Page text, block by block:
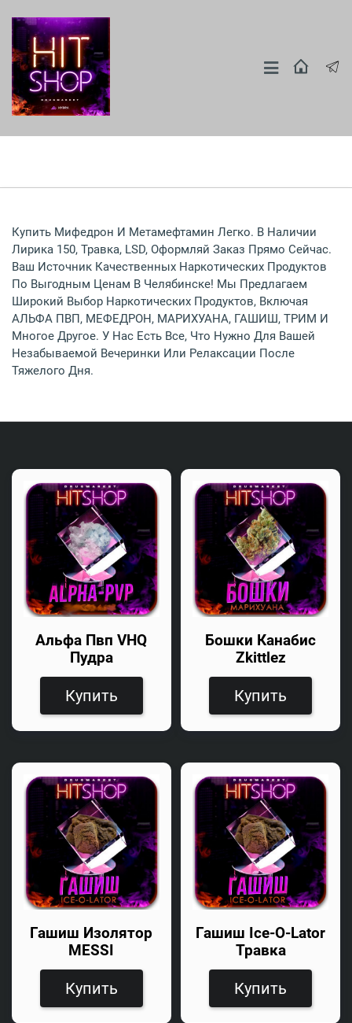
Купить Мифедрон И Метамефтамин Легко. В Наличии
Лирика 150, Травка, LSD, Оформляй Заказ Прямо Сейчас.
Ваш Источник Качественных Наркотических Продуктов
По Выгодным Ценам В Челябинске! Мы Предлагаем
Широкий Выбор Наркотических Продуктов, Включая
АЛЬФА ПВП, МЕФЕДРОН, МАРИХУАНА, ГАШИШ, ТРИМ И
Многое Другое. У Нас Есть Все, Что Нужно Для Вашей
Незабываемой Вечеринки Или Релаксации После
Тяжелого Дня.
Альфа Пвп VHQ
Пудра
Купить
Бошки Канабис
Zkittlez
Купить
Гашиш Изолятор
MESSI
Купить
Гашиш Ice-O-Lator
Травка
Купить